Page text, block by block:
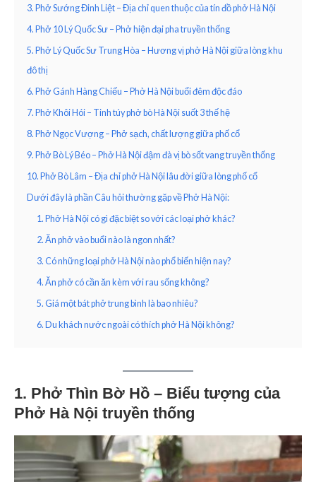
3. Phở Sướng Đinh Liệt – Địa chỉ quen thuộc của tín đồ phở Hà Nội
4. Phở 10 Lý Quốc Sư – Phở hiện đại pha truyền thống
5. Phở Lý Quốc Sư Trung Hòa – Hương vị phở Hà Nội giữa lòng khu
đô thị
6. Phở Gánh Hàng Chiếu – Phở Hà Nội buổi đêm độc đáo
7. Phở Khôi Hói – Tinh túy phở bò Hà Nội suốt 3 thế hệ
8. Phở Ngọc Vượng – Phở sạch, chất lượng giữa phố cổ
9. Phở Bò Lý Béo – Phở Hà Nội đậm đà vị bò sốt vang truyền thống
10. Phở Bò Lâm – Địa chỉ phở Hà Nội lâu đời giữa lòng phố cổ
Dưới đây là phần Câu hỏi thường gặp về Phở Hà Nội:
1. Phở Hà Nội có gì đặc biệt so với các loại phở khác?
2. Ăn phở vào buổi nào là ngon nhất?
3. Có những loại phở Hà Nội nào phổ biến hiện nay?
4. Ăn phở có cần ăn kèm với rau sống không?
5. Giá một bát phở trung bình là bao nhiêu?
6. Du khách nước ngoài có thích phở Hà Nội không?
1. Phở Thìn Bờ Hồ – Biểu tượng của
Phở Hà Nội truyền thống